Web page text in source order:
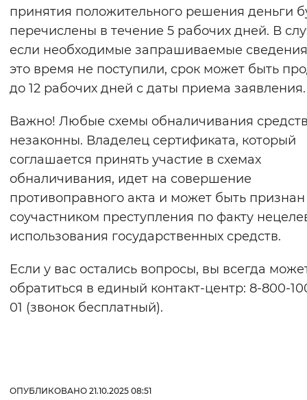
принятия положительного решения деньги
перечислены в течение 5 рабочих дней. В
если необходимые запрашиваемые
это время не поступили, срок может быть
до 12 рабочих дней с даты приема заявления.
Важно! Любые схемы обналичивания
незаконны. Владелец сертификата, который
соглашается принять участие в схемах
обналичивания, идет на совершение
противоправного акта и может быть признан
соучастником преступления по факту
использования государственных средств.
Если у вас остались вопросы, вы всегда
обратиться в единый контакт-центр: 8-800-
01 (звонок бесплатный).
ОПУБЛИКОВАНО 21.10.2025 08:51